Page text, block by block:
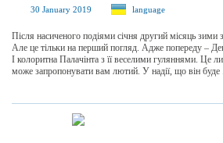
30 January 2019 language
Після насиченого подіями січня другий місяць зими
Але це тільки на перший погляд. Адже попереду –
І колоритна Палачінта з її веселими гуляннями. Це
може запропонувати вам лютий. У надії, що він буде